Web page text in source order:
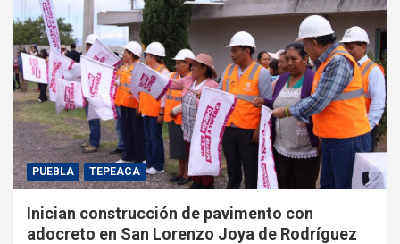
PUEBLA TEPEACA
Inician construcción de pavimento con
adocreto en San Lorenzo Joya de Rodríguez